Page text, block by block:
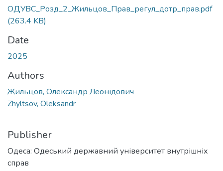
ОДУВС_Розд_2_Жильцов_Прав_регул_дотр_прав.pdf
(263.4 KB)
Date
2025
Authors
Жильцов, Олександр Леонідович
Zhyltsov, Oleksandr
Publisher
Одеса: Одеський державний університет внутрішніх
справ